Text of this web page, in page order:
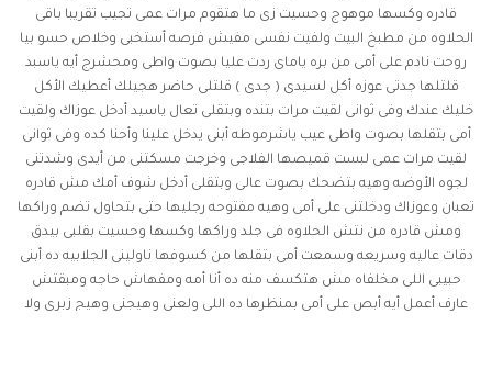
قادره وكسها موهوج وحسيت زى ما هتقوم مرات عمى تجيب تقريبا باقى
الحلاوه من مطبخ البيت ولفيت نفسى مفيش فرصه أستخبى وخلاص حسو بيا
روحت نادم على أمى من بره ياماى ردت عليا بصوت واطى ومحشرج أيه ياسبد
قلتلها جدتى عوزه أكل لسيدى ( جدى ) قلتلى حاضر هجيلك أعطيك الأكل
خليك عندك وفى ثوانى لقيت مرات بتنده وبتقلى تعال ياسيد أدخل عوزاك ولقيت
أمى بتقلها بصوت واطى عيب ياشرموطه أبنى يدخل علينا وأحنا كده وفى ثوانى
لقيت مرات عمى لبست قميصها الفلاجى وخرجت مسكتنى من أيدى وشدتنى
لجوه الأوضه وهيه بتضحك بصوت عالى وبتقلى أدخل شوف أمك مش قادره
تعبان وعوزاك ودخلتنى على أمى وهيه مفتوحه رجليها حتى بتحاول تضم وراكها
ومش قادره من نتش الحلاوه فى جلد وراكها وكسها وحسيت بقلبى بيدق
دقات عاليه وسريعه وسمعت أمى بتقلها من كسوفها ناولينى الجلابيه ده أبنى
حبيبى اللى مخلفاه مش هتكسف منه ده أنا أمه ومفهاش حاجه ومبقتش
عارف أعمل أيه أبص على أمى بمنظرها ده اللى ولعنى وهيجنى وهيج زبرى ولا